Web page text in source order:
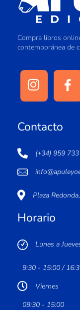
Compra libros
contemporánea de
Contacto
(+34) 959
Plaza
Horario
Lunes a
9:30 - 15:00 /
Viernes
09:30 - 15:00